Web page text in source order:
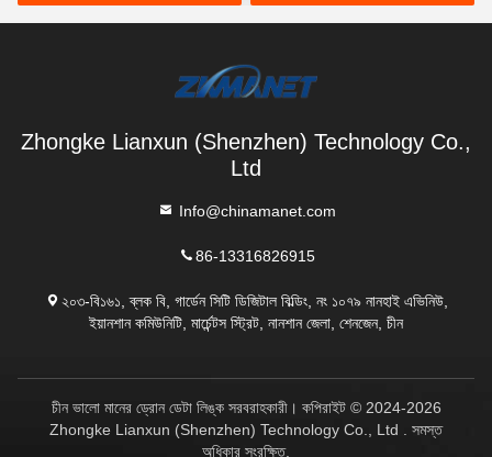
Zhongke Lianxun (Shenzhen) Technology Co.,
Ltd
Info@chinamanet.com
86-13316826915
২০৩-বি১৬১, ব্লক বি, গার্ডেন সিটি ডিজিটাল বিল্ডিং, নং ১০৭৯ নানহাই এভিনিউ,
ইয়ানশান কমিউনিটি, মার্চেন্টস স্ট্রিট, নানশান জেলা, শেনজেন, চীন
চীন ভালো মানের ড্রোন ডেটা লিঙ্ক সরবরাহকারী। কপিরাইট © 2024-2026
Zhongke Lianxun (Shenzhen) Technology Co., Ltd . সমস্ত
অধিকার সংরক্ষিত.